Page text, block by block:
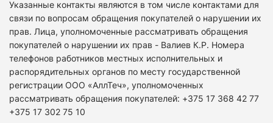
Указанные контакты являются в том числе контактами для
связи по вопросам обращения покупателей о нарушении их
прав. Лица, уполномоченные рассматривать обращения
покупателей о нарушении их прав - Валиев К.Р. Номера
телефонов работников местных исполнительных и
распорядительных органов по месту государственной
регистрации ООО «АллТеч», уполномоченных
рассматривать обращения покупателей: +375 17 368 42 77
+375 17 302 75 10